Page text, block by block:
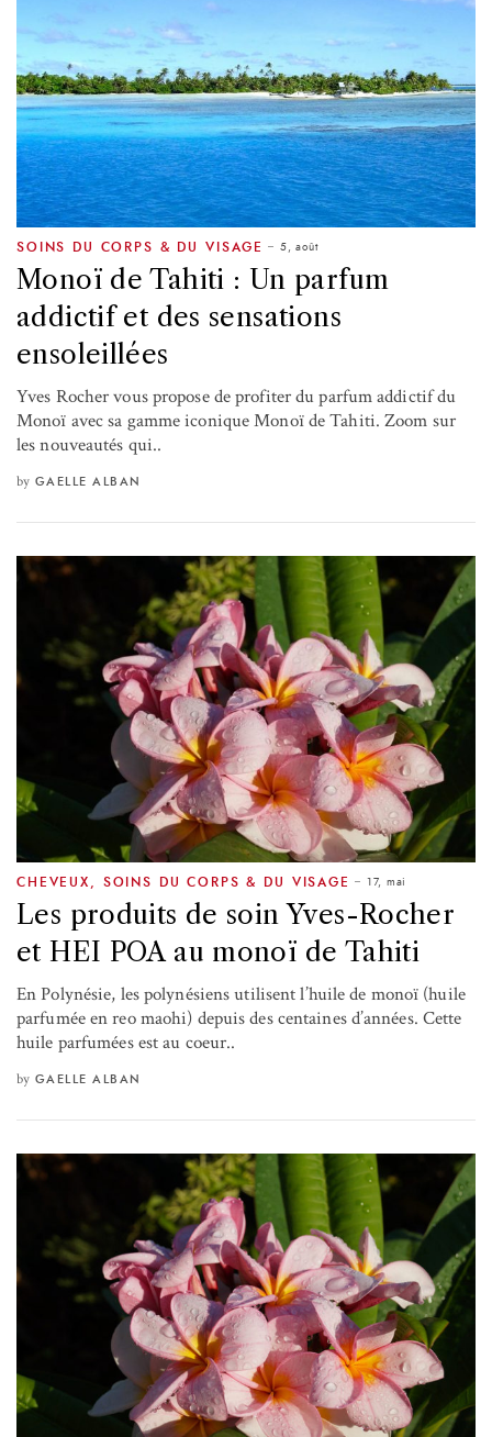
SOINS DU CORPS & DU VISAGE 5, août
Monoï de Tahiti : Un parfum
addictif et des sensations
ensoleillées
Yves Rocher vous propose de profiter du parfum addictif du
Monoï avec sa gamme iconique Monoï de Tahiti. Zoom sur
les nouveautés qui..
by GAELLE ALBAN
CHEVEUX SOINS DU CORPS & DU VISAGE 17, mai
Les produits de soin Yves-Rocher
et HEI POA au monoï de Tahiti
En Polynésie, les polynésiens utilisent l’huile de monoï (huile
parfumée en reo maohi) depuis des centaines d’années. Cette
huile parfumées est au coeur..
by GAELLE ALBAN